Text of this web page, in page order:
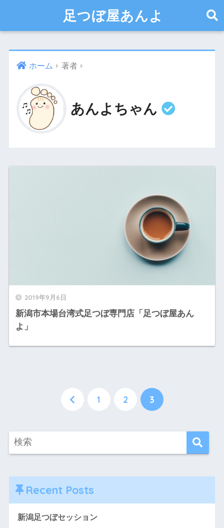
足つぼ屋あんよ
ホーム 著者
あんよちゃん
2019年9月6日
新潟市本場台湾式足つぼ専門店「足つぼ屋あん
よ」
1 2 3
Recent Posts
新潟足つぼセッション